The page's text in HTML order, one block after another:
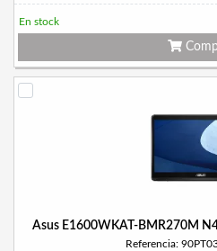
En stock
Asus E1600WKAT-BMR270M
Referencia: